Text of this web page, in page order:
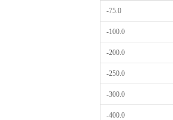
-75.0
-100.0
-200.0
-250.0
-300.0
-400.0